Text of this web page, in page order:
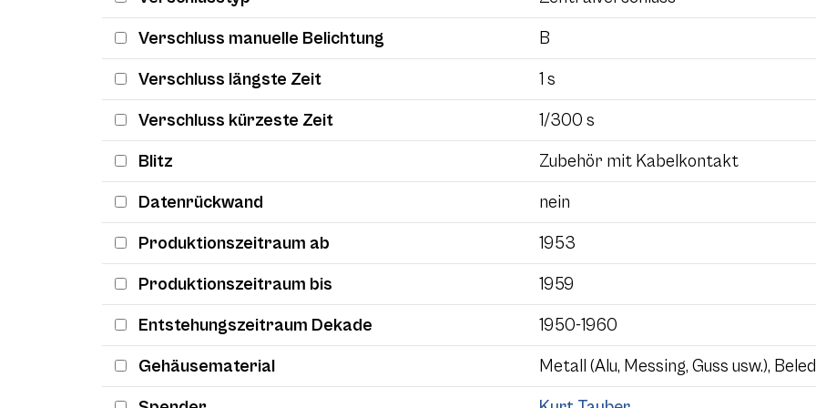
Verschluss manuelle Belichtung B
Verschluss längste Zeit 1 s
Verschluss kürzeste Zeit 1/300 s
Blitz Zubehör mit Kabelkontakt
Datenrückwand nein
Produktionszeitraum ab 1953
Produktionszeitraum bis 1959
Entstehungszeitraum Dekade 1950-1960
Gehäusematerial Metall (Alu, Messing, Guss usw.),